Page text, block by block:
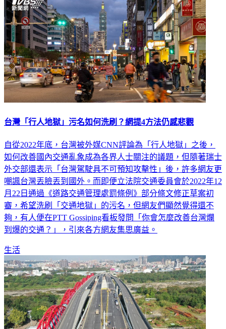
台灣「行人地獄」污名如何洗刷？網提4方法仍感悲觀
自從2022年底，台灣被外媒CNN評論為「行人地獄」之後，
如何改善國內交通亂象成為各界人士關注的議題，但隨著瑞士
外交部還表示「台灣駕駛具不可預知攻擊性」後，許多網友更
嘲諷台灣丟臉丟到國外。而即便立法院交通委員會於2022年12
月22日通過《道路交通管理處罰條例》部分條文修正草案初
審，希望洗刷「交通地獄」的污名，但網友們顯然覺得還不
夠，有人便在PTT Gossiping看板發問「你會怎麼改善台灣爛
到爆的交通？」，引來各方網友集思廣益。
生活